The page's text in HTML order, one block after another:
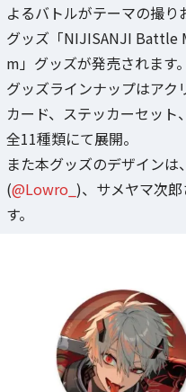
よるバトルがテーマの撮
グッズ「NIJISANJI Battle
m」グッズが発売されます。
グッズラインナップはア
カード、ステッカーセッ
全11種類にて展開。
また本グッズのデザイン
(@Lowro_ )、サメヤマ次
す。